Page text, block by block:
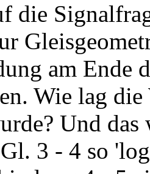
die
am Ende
Wie lag
Und
3 - 4 so